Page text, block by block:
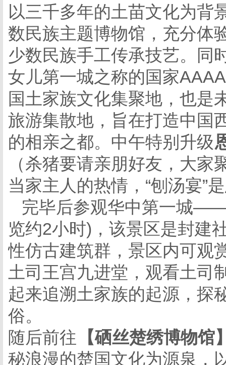
以三千多年的土苗文化为背
数民族主题博物馆，充分体
少数民族手工传承技艺。同
女儿第一城之称的国家
国土家族文化集聚地，也是
旅游集散地，旨在打造中国
的相亲之都。中午特别升级
（杀猪要请亲朋好友，大
当家主人的热情， “刨汤宴”
完毕后参观华中第一城——
览约2小时)，该景区是封建
性仿古建筑群，景区内可观
土司王宫九进堂，观看土司
起来追溯土家族的起源，探
俗。
随后前往
【硒丝楚绣博物馆
秘浪漫的楚国文化为源泉，